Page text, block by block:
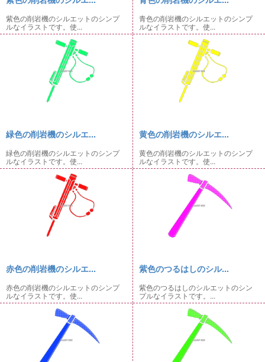
紫色の削岩機のシルエットのシンプ
ルなイラストです。使...
青色の削岩機のシルエットのシンプ
ルなイラストです。使...
緑色の削岩機のシルエ...
緑色の削岩機のシルエットのシンプ
ルなイラストです。使...
黄色の削岩機のシルエ...
黄色の削岩機のシルエットのシンプ
ルなイラストです。使...
赤色の削岩機のシルエ...
赤色の削岩機のシルエットのシンプ
ルなイラストです。使...
紫色のつるはしのシル...
紫色のつるはしのシルエットのシン
プルなイラストです。...